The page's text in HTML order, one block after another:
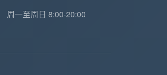
周一至周日 8:00-20:00